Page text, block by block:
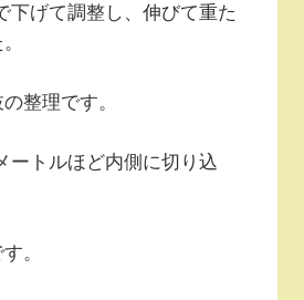
下げて調整し、伸びて重た
整理です。
ートルほど内側に切り込
。